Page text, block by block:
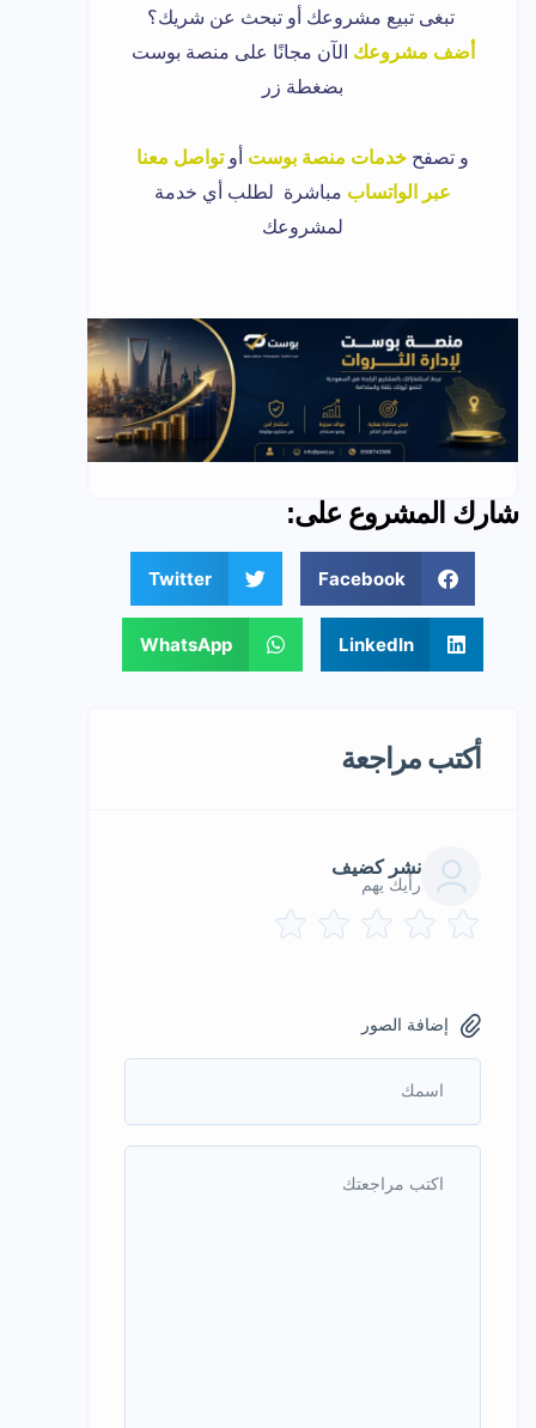
تبغى تبيع مشروعك أو تبحث عن شريك؟
أضف مشروعك الآن مجانًا على منصة بوست
بضغطة زر
و تصفح خدمات منصة بوست أو تواصل معنا
عبر الواتساب مباشرة لطلب أي خدمة
لمشروعك
شارك المشروع على:
Facebook
Twitter
LinkedIn
WhatsApp
أكتب مراجعة
نشر كضيف
رأيك يهم
إضافة الصور